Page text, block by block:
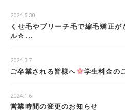
2024.5.30
くせ毛やブリーチ毛で縮毛矯正
ル☆...
2024.3.7
ご卒業される皆様へ 学生料金の
2024.1.6
営業時間の変更のお知らせ